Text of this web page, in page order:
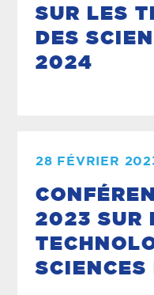
SUR LES
DES
2024
28 FÉVRIER
2023 SUR